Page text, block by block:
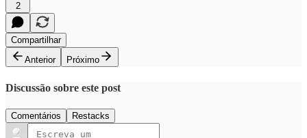
2
Compartilhar
Anterior
Próximo
Discussão sobre este post
Comentários Restacks